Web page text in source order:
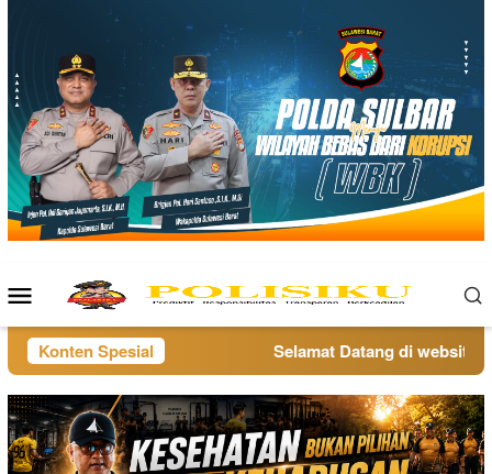
Menu
Mobile
Konten Spesial Selamat Datang di website